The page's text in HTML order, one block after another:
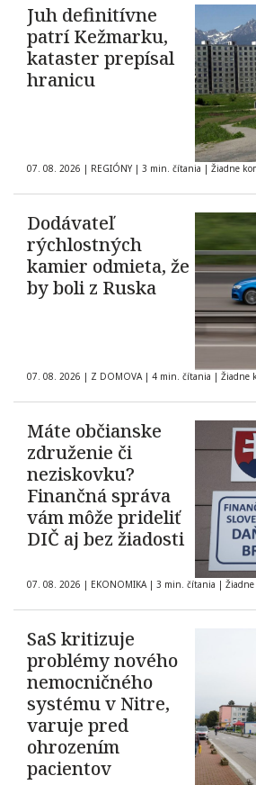
Juh definitívne
patrí Kežmarku,
kataster prepísal
hranicu
07. 08. 2026 | REGIÓNY | 3 min. čítania | Žiadne
Dodávateľ
rýchlostných
kamier odmieta, že
by boli z Ruska
07. 08. 2026 | Z DOMOVA | 4 min. čítania | Žiadne
Máte občianske
združenie či
neziskovku?
Finančná správa
vám môže prideliť
DIČ aj bez žiadosti
07. 08. 2026 | EKONOMIKA | 3 min. čítania |
SaS kritizuje
problémy nového
nemocničného
systému v Nitre,
varuje pred
ohrozením
pacientov